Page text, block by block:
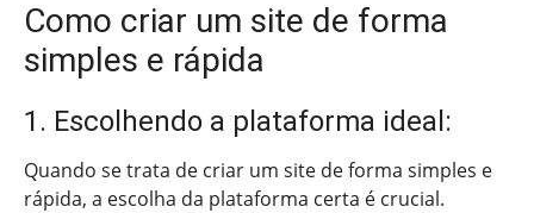
Como criar um site de forma
simples e rápida
1. Escolhendo a plataforma ideal:
Quando se trata de criar um site de forma simples e
rápida, a escolha da plataforma certa é crucial.